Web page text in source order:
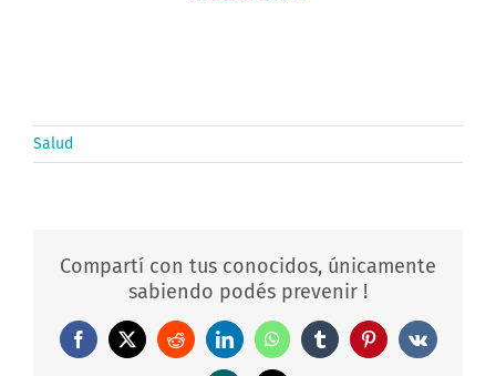
Salud
Compartí con tus conocidos, únicamente
sabiendo podés prevenir !
Facebook
X RedditLinkedInWhatsAppTumblrPinterestVk